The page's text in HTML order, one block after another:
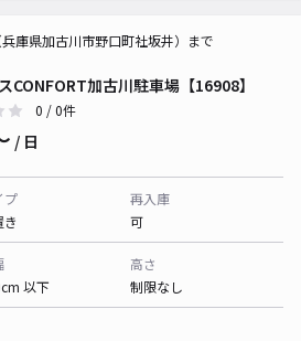
CONFORT加古川駐車場【16908】
庫県加古川市野口町社坂井）まで
0 / 0件
/ 日
プ
再入庫
可
以下
高さ
制限なし